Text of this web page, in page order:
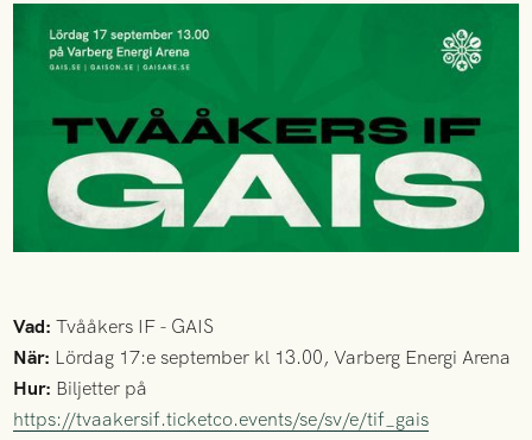
Vad: Tvååkers IF - GAIS
När: Lördag 17:e september kl 13.00, Varberg Energi Arena
Hur: Biljetter på
https://tvaakersif.ticketco.events/se/sv/e/tif_gais